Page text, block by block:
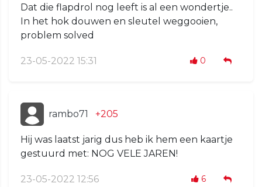
Dat die flapdrol nog leeft is al een wondertje..
In het hok douwen en sleutel weggooien,
problem solved
23-05-2022 15:31 0
rambo71 +205
Hij was laatst jarig dus heb ik hem een kaartje
gestuurd met: NOG VELE JAREN!
23-05-2022 12:56 6